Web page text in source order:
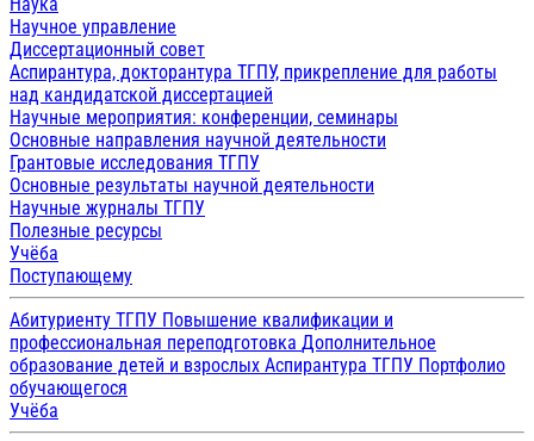
Научное управление
Диссертационный совет
Аспирантура, докторантура ТГПУ, прикрепление для работы
над кандидатской диссертацией
Научные мероприятия: конференции, семинары
Основные направления научной деятельности
Грантовые исследования ТГПУ
Основные результаты научной деятельности
Научные журналы ТГПУ
Полезные ресурсы
Учёба
Поступающему
Абитуриенту ТГПУ Повышение квалификации и
профессиональная переподготовка Дополнительное
образование детей и взрослых Аспирантура ТГПУ Портфолио
обучающегося
Учёба